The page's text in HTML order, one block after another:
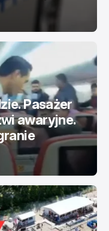
Pasażer
awaryjne.